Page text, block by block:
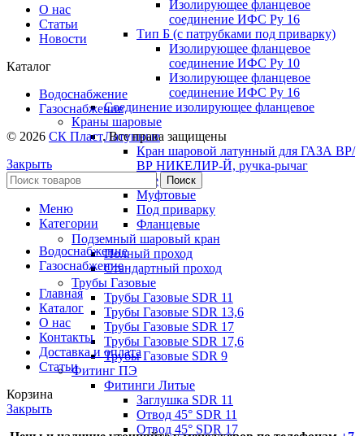
Изолирующее фланцевое
соединение ИФС Ру 16
Тип Б (с патрубками под приварку)
Изолирующее фланцевое
соединение ИФС Ру 10
Изолирующее фланцевое
соединение ИФС Ру 16
Соединение изолирующее фланцевое
Краны шаровые
Латунные
Кран шаровой латунный для ГАЗА ВР/
ВР НИКЕЛИР-Й, ручка-рычаг
Стальные
Муфтовые
Под приварку
Фланцевые
Подземный шаровый кран
Полный проход
Стандартный проход
Трубы Газовые
Трубы Газовые SDR 11
Трубы Газовые SDR 13,6
Трубы Газовые SDR 17
Трубы Газовые SDR 17,6
Трубы Газовые SDR 9
Фитинг ПЭ
Фитинги Литые
Заглушка SDR 11
Отвод 45° SDR 11
Отвод 45° SDR 17
О нас
Статьи
Новости
Каталог
Водоснабжение
Газоснабжение
© 2026 СК Пласт. Все права защищены
Закрыть
Поиск
Меню
Категории
Водоснабжение
Газоснабжение
Главная
Каталог
О нас
Контакты
Доставка и оплата
Статьи
Корзина
Закрыть